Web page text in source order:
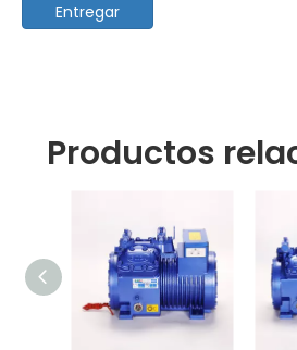
Entregar
Productos